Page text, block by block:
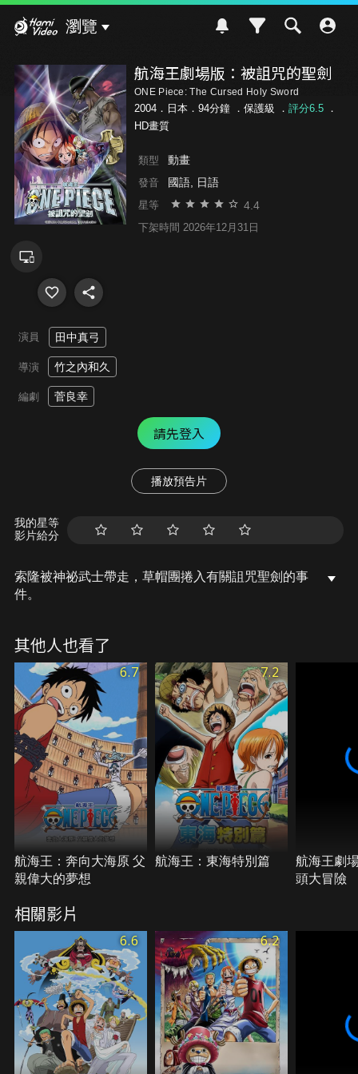
瀏覽
航海王劇場版：被詛咒的聖劍
ONE Piece: The Cursed Holy Sword
2004．日本．94分鐘 ． 保護級 ． 評分6.5．
HD畫質
類型 動畫
發音 國語, 日語
星等 4.4
下架時間 2026年12月31日
演員 田中真弓
導演 竹之內和久
編劇 菅良幸
請先登入
播放預告片
我的星等
影片給分
索隆被神祕武士帶走，草帽團捲入有關詛咒聖劍的事
件。
其他人也看了
6.7
航海王：奔向大海原 父
親偉大的夢想
7.2
航海王：東海特別篇
航海王劇
頭大冒險
相關影片
6.6 6.2